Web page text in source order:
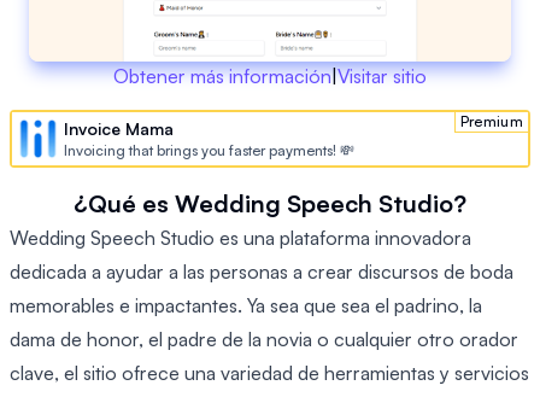
Obtener más información|Visitar sitio
Premium
Invoice Mama
Invoicing that brings you faster payments! 💸
¿Qué es Wedding Speech Studio?
Wedding Speech Studio es una plataforma innovadora
dedicada a ayudar a las personas a crear discursos de boda
memorables e impactantes. Ya sea que sea el padrino, la
dama de honor, el padre de la novia o cualquier otro orador
clave, el sitio ofrece una variedad de herramientas y servicios